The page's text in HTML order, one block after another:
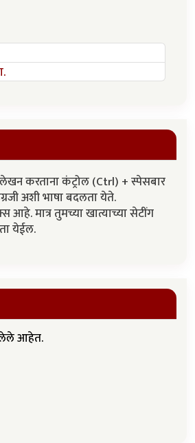
करताना कंट्रोल (Ctrl) + स्पेसबार
अशी भाषा बदलता येते.
आहे. मात्र तुमच्या खात्याच्या सेटींग
येईल.
आहेत.